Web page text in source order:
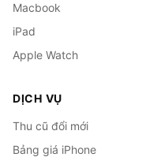
Vẫn dùng cổng
đã chuyển USB-C, đời
phải giữ riêng cáp sạc
sử dụng thường có
đến 90%. Nếu pin đã
iPhoneđể dùng thoải
Macbook
iPad
Apple Watch
DỊCH VỤ
Thu cũ đổi mới
Bảng giá iPhone